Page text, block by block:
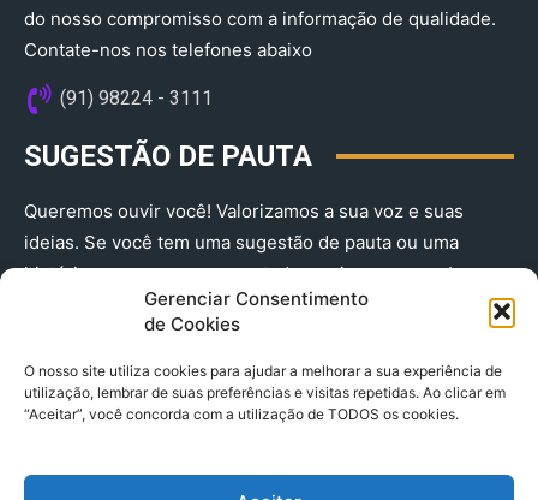
Gerenciar Consentimento
de Cookies
O nosso site utiliza cookies para ajudar a melhorar a sua experiência de
utilização, lembrar de suas preferências e visitas repetidas. Ao clicar em
“Aceitar”, você concorda com a utilização de TODOS os cookies.
do nosso compromisso com a informação de qualidade.
Contate-nos nos telefones abaixo
(91) 98224 - 3111
SUGESTÃO DE PAUTA
Queremos ouvir você! Valorizamos a sua voz e suas
ideias. Se você tem uma sugestão de pauta ou uma
história que merece ser contada, envie-nos agora!
(91) 98224 - 3111